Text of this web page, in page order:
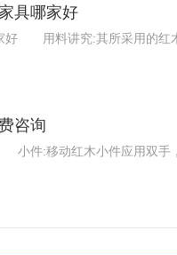
具哪家好
好 用料讲究:其所采用的红
咨询
件:移动红木小件应用双手